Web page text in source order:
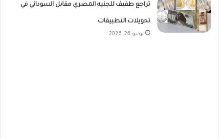
تراجع طفيف للجنيه المصري مقابل السوداني في
تحويلات التطبيقات
يوليو 26, 2026